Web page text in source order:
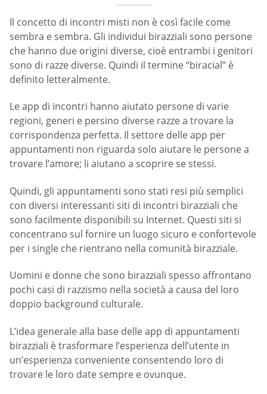
Il concetto di incontri misti non è così facile come
sembra e sembra. Gli individui birazziali sono persone
che hanno due origini diverse, cioè entrambi i genitori
sono di razze diverse. Quindi il termine “biracial” è
definito letteralmente.
Le app di incontri hanno aiutato persone di varie
regioni, generi e persino diverse razze a trovare la
corrispondenza perfetta. Il settore delle app per
appuntamenti non riguarda solo aiutare le persone a
trovare l’amore; li aiutano a scoprire se stessi.
Quindi, gli appuntamenti sono stati resi più semplici
con diversi interessanti siti di incontri birazziali che
sono facilmente disponibili su Internet. Questi siti si
concentrano sul fornire un luogo sicuro e confortevole
per i single che rientrano nella comunità birazziale.
Uomini e donne che sono birazziali spesso affrontano
pochi casi di razzismo nella società a causa del loro
doppio background culturale.
L’idea generale alla base delle app di appuntamenti
birazziali è trasformare l’esperienza dell’utente in
un’esperienza conveniente consentendo loro di
trovare le loro date sempre e ovunque.